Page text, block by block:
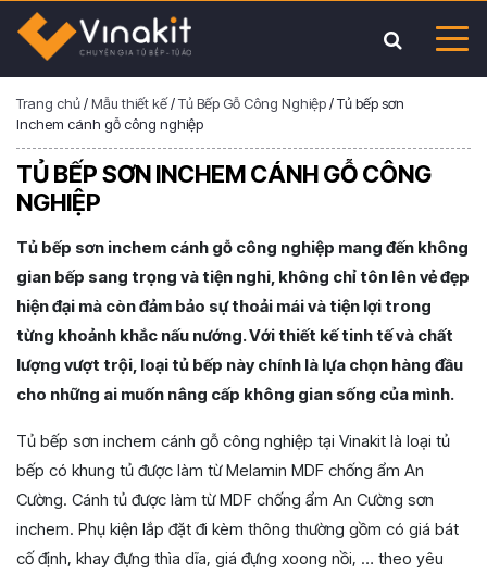
Trang chủ/Mẫu thiết kế/Tủ Bếp Gỗ Công Nghiệp/Tủ bếp sơn
Inchem cánh gỗ công nghiệp
TỦ BẾP SƠN INCHEM CÁNH GỖ CÔNG
NGHIỆP
Tủ bếp sơn inchem cánh gỗ công nghiệp mang đến không
gian bếp sang trọng và tiện nghi, không chỉ tôn lên vẻ đẹp
hiện đại mà còn đảm bảo sự thoải mái và tiện lợi trong
từng khoảnh khắc nấu nướng. Với thiết kế tinh tế và chất
lượng vượt trội, loại tủ bếp này chính là lựa chọn hàng đầu
cho những ai muốn nâng cấp không gian sống của mình​.
Tủ bếp sơn inchem cánh gỗ công nghiệp tại Vinakit là loại tủ
bếp có khung tủ được làm từ Melamin MDF chống ẩm An
Cường. Cánh tủ được làm từ MDF chống ẩm An Cường sơn
inchem. Phụ kiện lắp đặt đi kèm thông thường gồm có giá bát
cố định, khay đựng thìa dĩa, giá đựng xoong nồi, … theo yêu